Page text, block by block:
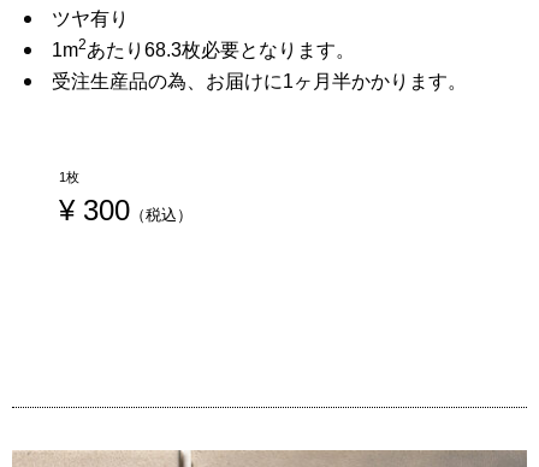
ツヤ有り
1m2あたり68.3枚必要となります。
受注生産品の為、お届けに1ヶ月半かかります。
1枚
¥ 300 （税込）